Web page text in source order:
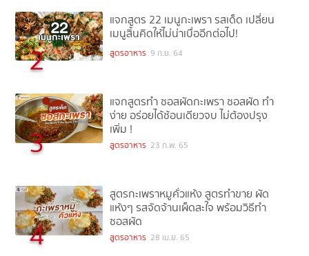
2
แจกสูตร 22 เมนูกะเพรา รสเด็ด เปลี่ยน
เมนูสิ้นคิดให้ไม่น่าเบื่ออีกต่อไป!
สูตรอาหาร 9 ก.ย. 64
3
แจกสูตรทำ ซอสผัดกะเพรา ซอสผัด ทำ
ง่าย อร่อยได้ช้อนเดียวจบ ไม่ต้องปรุง
เพิ่ม !
สูตรอาหาร 23 ก.พ. 65
4
สูตรกะเพราหมูคั่วแห้ง สูตรทำขาย ผัด
แห้งๆ รสจัดจ้านเผ็ดสะใจ พร้อมวิธีทำ
ซอสผัด
สูตรอาหาร 28 เม.ย. 65